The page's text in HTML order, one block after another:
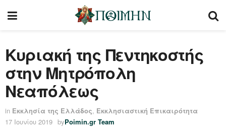
Κυριακή της Πεντηκοστής
στην Μητρόπολη
Νεαπόλεως
in Εκκλησία της Ελλάδος, Εκκλησιαστική Επικαιρότητα
17 Ιουνίου 2019 byPoimin.gr Team